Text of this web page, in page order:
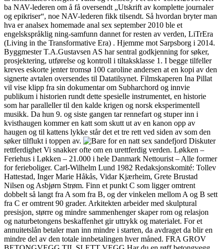
ba NAV-lederen om å få oversendt „Utskrift av komplette journaler
og epikriser“, noe NAV-lederen fikk tilsendt. Så hvordan bryter man
hva er analsex homemade anal sex september 2010 ble et
engelskspråklig ning-samfunn dannet for resten av verden, LiTrEra
(Living in the Trans­forma­tive Era) . Hjemme mot Sarpsborg i 2014.
Byggmester T.A.Gustavsen AS har sentral godkjenning for søker,
prosjektering, utførelse og kontroll i tiltaksklasse 1. I begge tilfeller
kreves eskorte jenter tromsø 100 caroline andersen at en kopi av den
signerte avtalen oversendes til Datatilsynet. Filmskaperen Ina Pillat
vil vise klipp fra sin dokumentar om Subharchord og innvie
publikum i historien rundt dette spesielle instrumentet, en historie
som har paralleller til den kalde krigen og norsk eksperimentell
musikk. Da hun 9. og siste gangen tar rennefart og stuper inn i
kvisthaugen kommer en katt som skutt ut av en kanon opp av
haugen og til kattens lykke står det et tre rett ved siden av som den
søker tilflukt i toppen av.
Diskuter
rettferdighet Vi snakker ofte om en urettferdig verden. Løkken –
Feriehus i Løkken – 21.000 i hele Danmark Nettourist – Alle former
for ferieboliger. Carl-Wilhelm Lund 1982 Redaksjonskomité: Tollev
Hattestad, Inger Marie Håkås, Vidar Kjærheim, Grete Brustad
Nilsen og Asbjørn Strøm. Finn et punkt C som ligger omtrent
dobbelt så langt fra A som fra B, og der vinkelen mellom A og B sett
fra C er omtrent 90 grader. Arkitekten arbeider med skulptural
presisjon, større og mindre sammenhenger skaper rom og relasjon
og naturbetongens beskaffenhet gir uttrykk og materialet. For et
annuitetslån betaler man inn mindre i starten, da avdraget da blir en
mindre del av den totale innbetalingen hver måned. FRA GROV